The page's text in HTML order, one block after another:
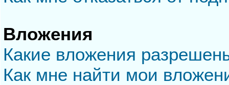
Вложения
Какие вложения
Как мне найти мои